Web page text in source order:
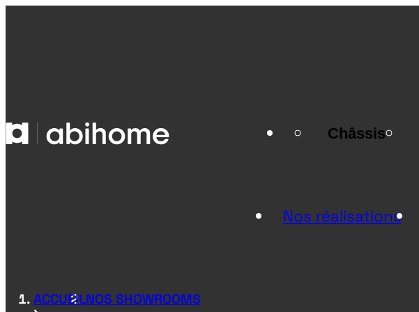
PASSER AU CONTENU
Abihome Châssis
Nos réalisations
ACCUEILNOS SHOWROOMS